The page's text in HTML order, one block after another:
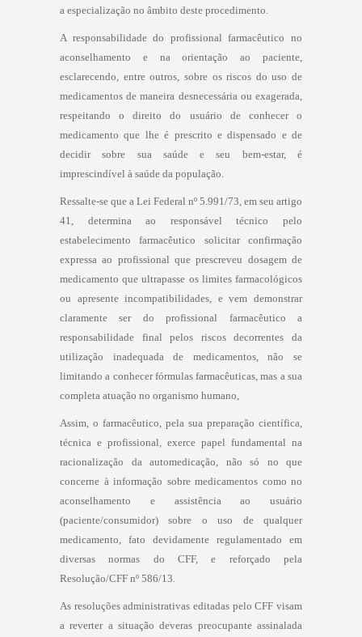
a especialização no âmbito deste procedimento.
A responsabilidade do profissional farmacêutico no
aconselhamento e na orientação ao paciente,
esclarecendo, entre outros, sobre os riscos do uso de
medicamentos de maneira desnecessária ou exagerada,
respeitando o direito do usuário de conhecer o
medicamento que lhe é prescrito e dispensado e de
decidir sobre sua saúde e seu bem-estar, é
imprescindível à saúde da população.
Ressalte-se que a Lei Federal nº 5.991/73, em seu artigo
41, determina ao responsável técnico pelo
estabelecimento farmacêutico solicitar confirmação
expressa ao profissional que prescreveu dosagem de
medicamento que ultrapasse os limites farmacológicos
ou apresente incompatibilidades, e vem demonstrar
claramente ser do profissional farmacêutico a
responsabilidade final pelos riscos decorrentes da
utilização inadequada de medicamentos, não se
limitando a conhecer fórmulas farmacêuticas, mas a sua
completa atuação no organismo humano,
Assim, o farmacêutico, pela sua preparação científica,
técnica e profissional, exerce papel fundamental na
racionalização da automedicação, não só no que
concerne à informação sobre medicamentos como no
aconselhamento e assistência ao usuário
(paciente/consumidor) sobre o uso de qualquer
medicamento, fato devidamente regulamentado em
diversas normas do CFF, e reforçado pela
Resolução/CFF nº 586/13.
As resoluções administrativas editadas pelo CFF visam
a reverter a situação deveras preocupante assinalada